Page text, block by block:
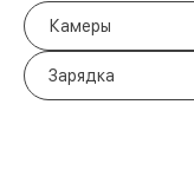
Камеры
Зарядка